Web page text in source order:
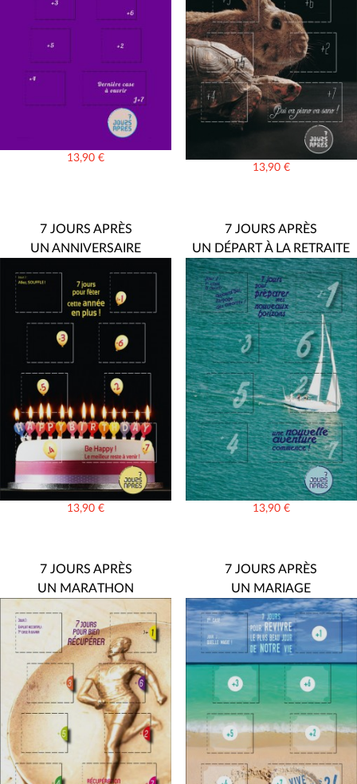
13,90€
13,90 €
7 JOURS APRÈS
UN ANNIVERSAIRE
13,90€
7 JOURS APRÈS
UN DÉPART À LA RETRAITE
13,90 €
7 JOURS APRÈS
UN MARATHON
7 JOURS APRÈS
UN MARIAGE